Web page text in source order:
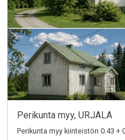
Perikunta myy, URJALA
Perikunta myy kiinteistön 0.43 +